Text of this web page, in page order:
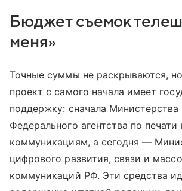
Бюджет съемок
меня»
Точные суммы не раскрываются,
проект с самого начала имеет
поддержку: сначала Министерства
Федерального агентства по
коммуникациям, а сегодня —
цифрового развития, связи и
коммуникаций РФ. Эти средства